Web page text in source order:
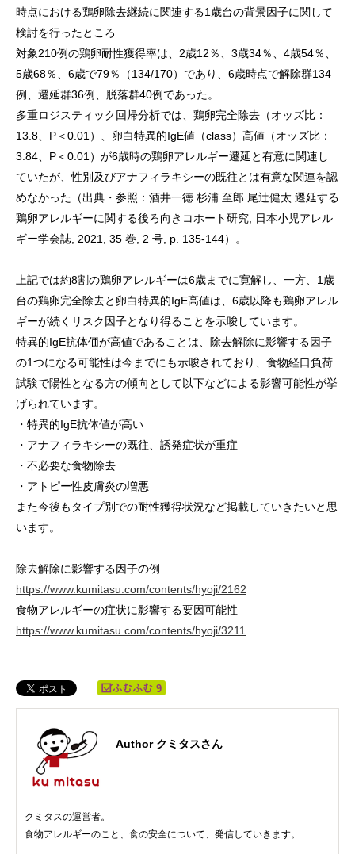
時点における鶏卵除去継続に関連する1歳台の背景因子に関して
検討を行ったところ
対象210例の鶏卵耐性獲得率は、2歳12％、3歳34％、4歳54％、
5歳68％、6歳で79％（134/170）であり、6歳時点で解除群134
例、遷延群36例、脱落群40例であった。
多重ロジスティック回帰分析では、鶏卵完全除去（オッズ比：
13.8、P＜0.01）、卵白特異的IgE値（class）高値（オッズ比：
3.84、P＜0.01）が6歳時の鶏卵アレルギー遷延と有意に関連し
ていたが、性別及びアナフィラキシーの既往とは有意な関連を認
めなかった（出典・参照：酒井一徳 杉浦 至郎 尾辻健太 遷延する
鶏卵アレルギーに関する後ろ向きコホート研究, 日本小児アレル
ギー学会誌, 2021, 35 巻, 2 号, p. 135-144）。
上記では約8割の鶏卵アレルギーは6歳までに寛解し、一方、1歳
台の鶏卵完全除去と卵白特異的IgE高値は、6歳以降も鶏卵アレル
ギーが続くリスク因子となり得ることを示唆しています。
特異的IgE抗体価が高値であることは、除去解除に影響する因子
の1つになる可能性は今までにも示唆されており、食物経口負荷
試験で陽性となる方の傾向として以下などによる影響可能性が挙
げられています。
・特異的IgE抗体値が高い
・アナフィラキシーの既往、誘発症状が重症
・不必要な食物除去
・アトピー性皮膚炎の増悪
また今後もタイプ別での耐性獲得状況など掲載していきたいと思
います。
除去解除に影響する因子の例
https://www.kumitasu.com/contents/hyoji/2162
食物アレルギーの症状に影響する要因可能性
https://www.kumitasu.com/contents/hyoji/3211
9
Author クミタスさん
クミタスの運営者。
食物アレルギーのこと、食の安全について、発信していきます。